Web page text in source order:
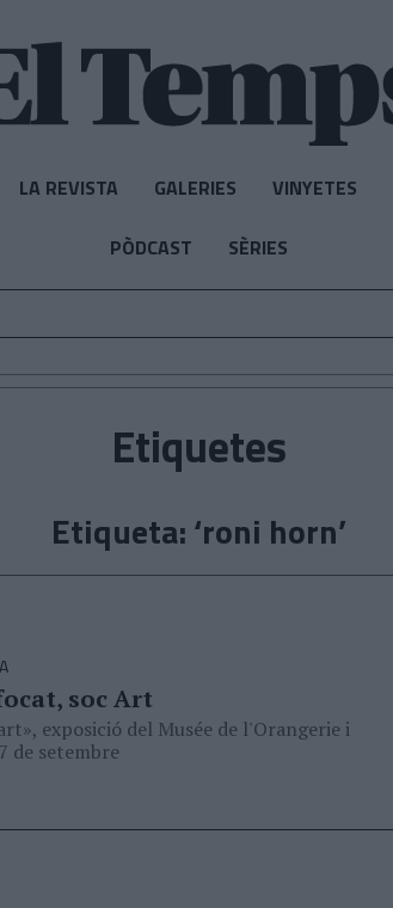
LA REVISTA GALERIES VINYETES
PÒDCAST SÈRIES
Etiquetes
Etiqueta: ‘roni horn’
soc Art
exposició del Musée de l'Orangerie i
de setembre